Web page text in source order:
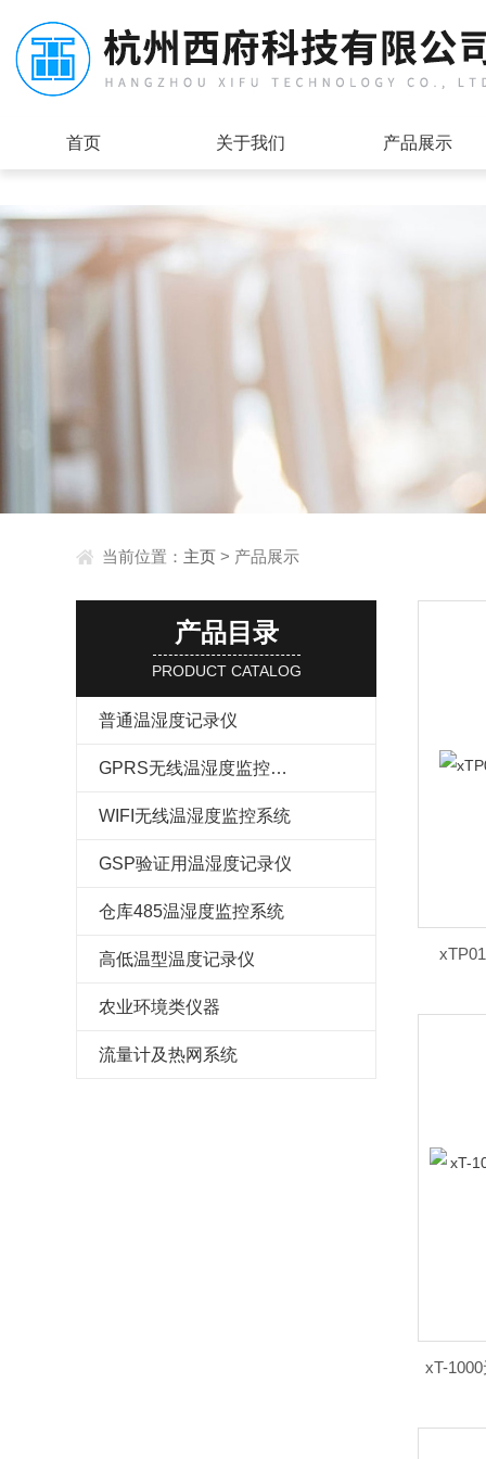
首页 关于我们 产品展示
当前位置： 主页 > 产品展示
产品目录
PRODUCT CATALOG
普通温湿度记录仪
GPRS无线温湿度监控系统
WIFI无线温湿度监控系统
GSP验证用温湿度记录仪
仓库485温湿度监控系统
高低温型温度记录仪
农业环境类仪器
流量计及热网系统
xT-